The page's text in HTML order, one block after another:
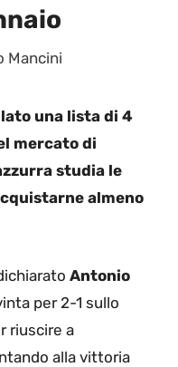
Mancini
una lista di 4
mercato di
studia le
almeno
Antonio
per 2-1 sullo
riuscire a
alla vittoria